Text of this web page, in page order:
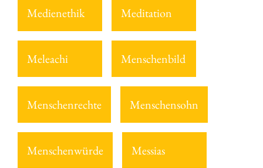
Medienethik Meditation
Meleachi Menschenbild
Menschenrechte Menschensohn
Menschenwürde Messias